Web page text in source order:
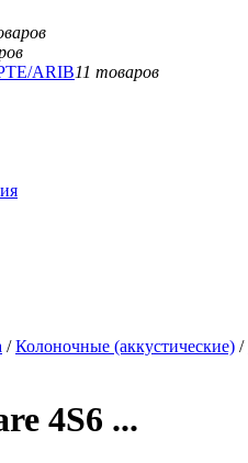
ARIB11 товаров
/Колоночные (аккустические) /
4S6 ...